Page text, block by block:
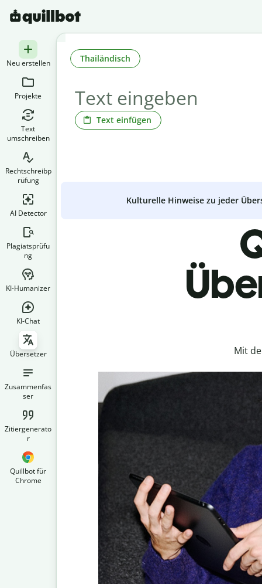
Neu erstellen
Projekte
Text
umschreiben
Rechtschreibp
rüfung
AI Detector
Plagiatsprüfu
ng
KI-Humanizer
KI-Chat
Übersetzer
Zusammenfas
ser
Zitiergenerato
r
Quillbot für
Chrome
Text einfügen
Thailändisch
Kulturelle Hinweise zu jeder
Mit